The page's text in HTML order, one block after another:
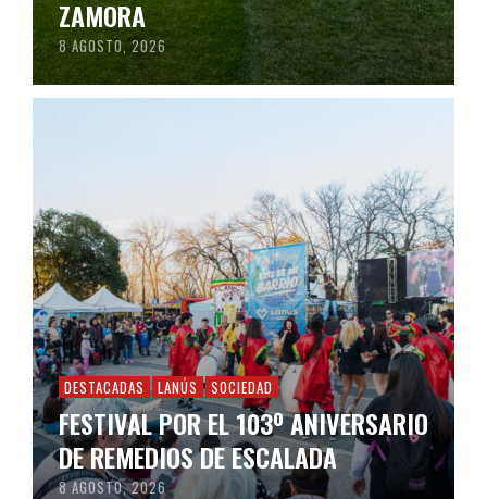
ZAMORA
8 AGOSTO, 2026
DESTACADAS LANÚS SOCIEDAD
FESTIVAL POR EL 103º ANIVERSARIO
DE REMEDIOS DE ESCALADA
8 AGOSTO, 2026